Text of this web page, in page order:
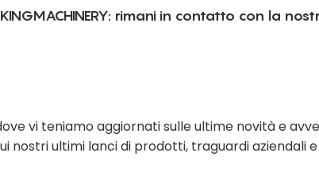
rimani in contatto con la
dove vi teniamo aggiornati sulle ultime novità e
nostri ultimi lanci di prodotti, traguardi aziendali